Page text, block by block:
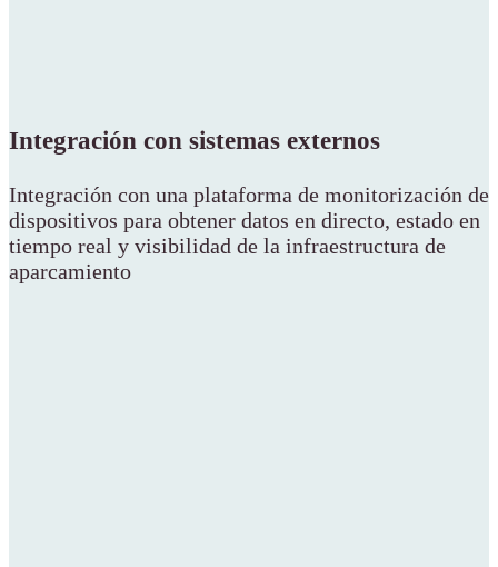
Integración con sistemas externos
Integración con una plataforma de monitorización de
dispositivos para obtener datos en directo, estado en
tiempo real y visibilidad de la infraestructura de
aparcamiento